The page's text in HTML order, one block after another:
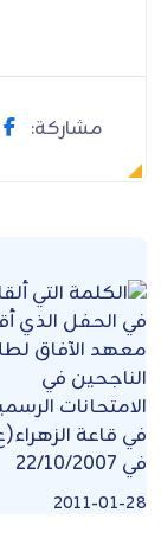
مشاركة:
2011-01-28